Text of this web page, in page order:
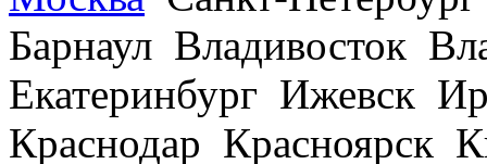
Барнаул Владивосток
Екатеринбург Ижевск
Краснодар Красноярск